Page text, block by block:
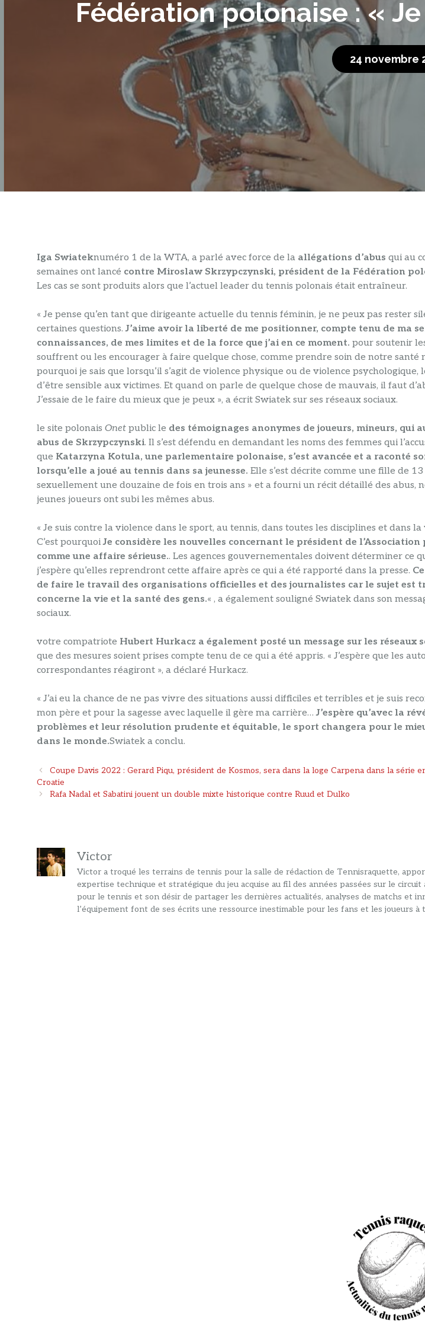
Fédération polonaise : «
24 novembre
Iga Swiateknuméro 1 de la WTA, a parlé avec force de la allégations d’abus qui au
semaines ont lancé contre Miroslaw Skrzypczynski, président de la Fédération
Les cas se sont produits alors que l’actuel leader du tennis polonais était entraîneur.
« Je pense qu’en tant que dirigeante actuelle du tennis féminin, je ne peux pas rester
certaines questions. J’aime avoir la liberté de me positionner, compte tenu de ma
connaissances, de mes limites et de la force que j’ai en ce moment. pour soutenir
souffrent ou les encourager à faire quelque chose, comme prendre soin de notre santé
pourquoi je sais que lorsqu’il s’agit de violence physique ou de violence
d’être sensible aux victimes. Et quand on parle de quelque chose de mauvais, il faut
J’essaie de le faire du mieux que je peux », a écrit Swiatek sur ses réseaux sociaux.
le site polonais Onet public le des témoignages anonymes de joueurs, mineurs, qui
abus de Skrzypczynski. Il s’est défendu en demandant les noms des femmes qui
que Katarzyna Kotula, une parlementaire polonaise, s’est avancée et a raconté
lorsqu’elle a joué au tennis dans sa jeunesse. Elle s’est décrite comme une fille de 13
sexuellement une douzaine de fois en trois ans » et a fourni un récit détaillé des abus,
jeunes joueurs ont subi les mêmes abus.
« Je suis contre la violence dans le sport, au tennis, dans toutes les disciplines et dans
C’est pourquoiJe considère les nouvelles concernant le président de
comme une affaire sérieuse.. Les agences gouvernementales doivent déterminer ce
j’espère qu’elles reprendront cette affaire après ce qui a été rapporté dans la presse.
de faire le travail des organisations officielles et des journalistes car le sujet est
concerne la vie et la santé des gens.« , a également souligné Swiatek dans son
sociaux.
votre compatriote Hubert Hurkacz a également posté un message sur les réseaux
que des mesures soient prises compte tenu de ce qui a été appris. « J’espère que les
correspondantes réagiront », a déclaré Hurkacz.
« J’ai eu la chance de ne pas vivre des situations aussi difficiles et terribles et je suis
mon père et pour la sagesse avec laquelle il gère ma carrière… J’espère qu’avec la
problèmes et leur résolution prudente et équitable, le sport changera pour le
dans le monde.Swiatek a conclu.
Navigation
des
articles
Coupe Davis 2022 : Gerard Piqu, président de Kosmos, sera dans la loge Carpena dans la série
Croatie
Rafa Nadal et Sabatini jouent un double mixte historique contre Ruud et Dulko
Victor
Victor a troqué les terrains de tennis pour la salle de rédaction de Tennisraquette,
expertise technique et stratégique du jeu acquise au fil des années passées sur le circuit
pour le tennis et son désir de partager les dernières actualités, analyses de matchs et
l’équipement font de ses écrits une ressource inestimable pour les fans et les joueurs à